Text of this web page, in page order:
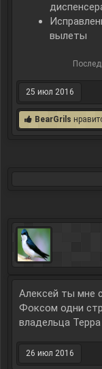
вылеты
25 июл 2016
BearGrils
Алексей ты мне
Фоксом одни
владельца Терра
26 июл 2016